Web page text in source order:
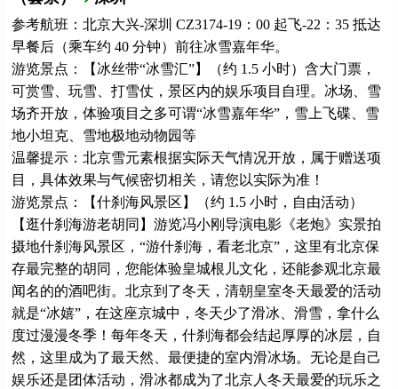
参考航班：北京大兴-深圳 CZ3174-19：00 起飞-22：35 抵达
早餐后（乘车约 40 分钟）前往冰雪嘉年华。
游览景点：【冰丝带“冰雪汇”】（约 1.5 小时）含大门票，
可赏雪、玩雪、打雪仗，景区内的娱乐项目自理。冰场、雪
场齐开放，体验项目之多可谓“冰雪嘉年华”，雪上飞碟、雪
地小坦克、雪地极地动物园等
温馨提示：北京雪元素根据实际天气情况开放，属于赠送项
目，具体效果与气候密切相关，请您以实际为准！
游览景点：【什刹海风景区】（约 1.5 小时，自由活动）
【逛什刹海游老胡同】游览冯小刚导演电影《老炮》实景拍
摄地什刹海风景区，“游什刹海，看老北京”，这里有北京保
存最完整的胡同，您能体验皇城根儿文化，还能参观北京最
闻名的的酒吧街。北京到了冬天，清朝皇室冬天最爱的活动
就是“冰嬉”，在这座京城中，冬天少了滑冰、滑雪，拿什么
度过漫漫冬季！每年冬天，什刹海都会结起厚厚的冰层，自
然，这里成为了最天然、最便捷的室内滑冰场。无论是自己
娱乐还是团体活动，滑冰都成为了北京人冬天最爱的玩乐之